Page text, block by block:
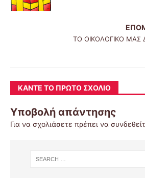
ΤΟ ΟΙΚΟΛΟΓΙΚΟ ΜΑΣ
ΚΆΝΤΕ ΤΟ ΠΡΏΤΟ ΣΧΌΛΙΟ
Υποβολή απάντησης
Για να σχολιάσετε πρέπει να